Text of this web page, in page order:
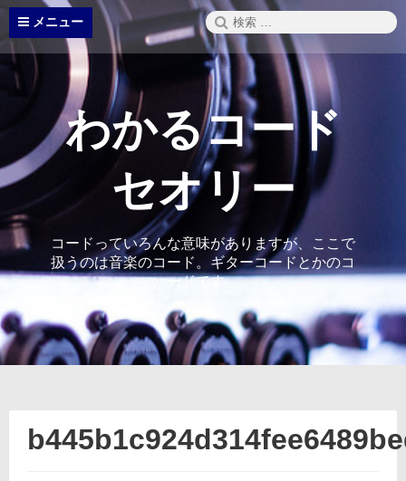
コ
テ
ン
ッ
プ
メニュー
検
索:
わかるコード
セオリー
コードっていろんな意味がありますが、ここで
扱うのは音楽のコード。ギターコードとかのコ
ードです。